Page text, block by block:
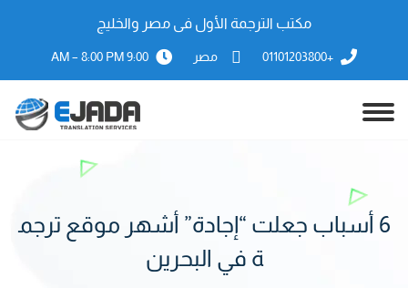
مكتب الترجمة الأول فى مصر والخليج
+01101203800 مصر 9:00 AM – 8:00 PM
6 أسباب جعلت “إجادة” أشهر موقع ترجم
ة في البحرين